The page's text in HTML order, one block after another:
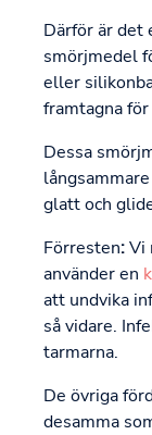
Därför är
smörjmedel
eller
framtagna
Dessa
glatt och
Förresten:Vi
använder en
att undvika
så vidare.
tarmarna.
De övriga
desamma